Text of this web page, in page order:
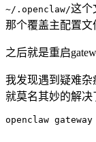
~/.openclaw/这个
那个覆盖主配置文
之后就是重启
我发现遇到疑难杂
就莫名其妙的解决